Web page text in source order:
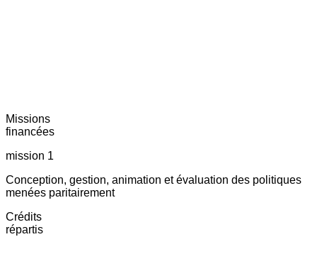
Missions
financées
mission 1
Conception, gestion, animation et évaluation des politiques
menées paritairement
Crédits
répartis